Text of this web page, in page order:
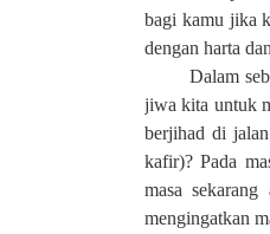
bagi kamu jika
dengan harta
Dalam
jiwa kita untuk
berjihad di
kafir)? Pada
masa
mengingatkan